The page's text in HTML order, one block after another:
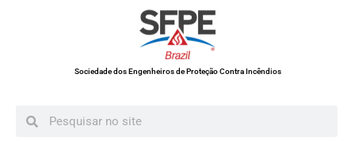
Sociedade dos Engenheiros de Proteção Contra Incêndios